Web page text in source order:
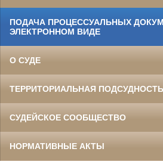
ПОДАЧА ПРОЦЕССУАЛЬНЫХ
ЭЛЕКТРОННОМ ВИДЕ
О СУДЕ
ТЕРРИТОРИАЛЬНАЯ ПОДСУДНОСТЬ
СУДЕЙСКОЕ СООБЩЕСТВО
НОРМАТИВНЫЕ АКТЫ